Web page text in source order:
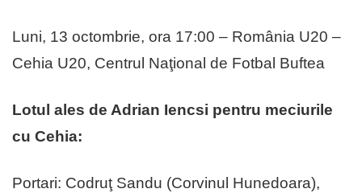
Luni, 13 octombrie, ora 17:00 – România U20 –
Cehia U20, Centrul Naţional de Fotbal Buftea
Lotul ales de Adrian Iencsi pentru meciurile
cu Cehia:
Portari: Codruţ Sandu (Corvinul Hunedoara),